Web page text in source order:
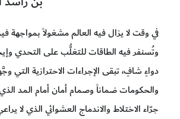
في وقت لا يزال فيه العالم مشغولاً بمواجهة
وتُسنفر فيه الطاقات للتغلُّب على التحدي
دواءٍ شافٍ، تبقى الإجراءات الاحترازية التي
والحكومات ضماناً وصمام أمان أمام المد
جرّاء الاختلاط والاندماج العشوائي الذي لا